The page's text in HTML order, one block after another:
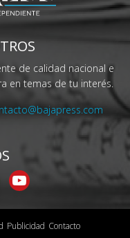
de calidad nacional e
en temas de tu interés.
Publicidad Contacto